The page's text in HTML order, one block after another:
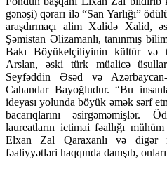
gənəşi) qərarı ilə “San Yarlığı”
araşdırmaçı alim Xalidə Xalid,
Şəmistan Əlizamanlı, tanınmış
Bakı Böyükelçiliyinin kültür və
Arslan, əski türk müalicə
Seyfəddin Əsəd və
Cahandar Bayoğludur. “Bu
ideyası yolunda böyük əmək sərf
bacarıqlarını əsirgəməmişlər.
laureatların ictimai fəallığı
Elxan Zal Qaraxanlı və digər
fəaliyyətləri haqqında danışıb,